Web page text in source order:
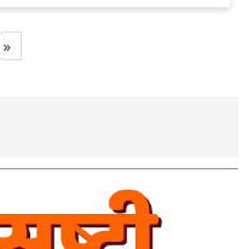
»